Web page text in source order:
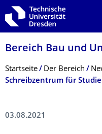
Zur Hauptnavigation springen
Zur Suche springen
Zum Inhalt springen
Bereich Bau und
Breadcrumb-Menü
Startseite Der Bereich
03.08.2021